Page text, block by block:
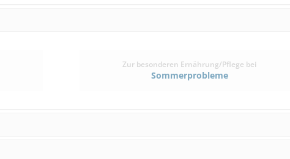
Zur besonderen Ernährung/Pflege bei
Sommerprobleme